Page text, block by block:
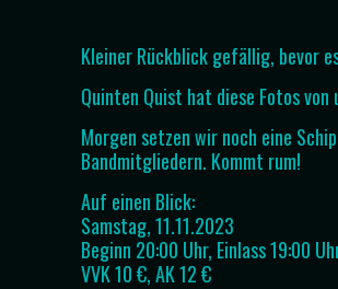
Kleiner Rückblick gefällig, bevor
Quinten Quist hat diese Fotos
Morgen setzen wir noch eine
Bandmitgliedern. Kommt rum!
Auf einen Blick:
Samstag, 11.11.2023
Beginn 20:00 Uhr, Einlass 19:00
VVK 10 €, AK 12 €